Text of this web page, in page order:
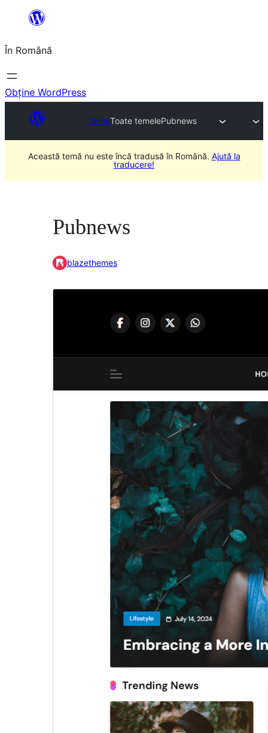
conținut
În Română
Obține WordPress
TemeToate temelePubnews
Această temă nu este încă tradusă în Română. Ajută la
traducere!
Pubnews
blazethemes